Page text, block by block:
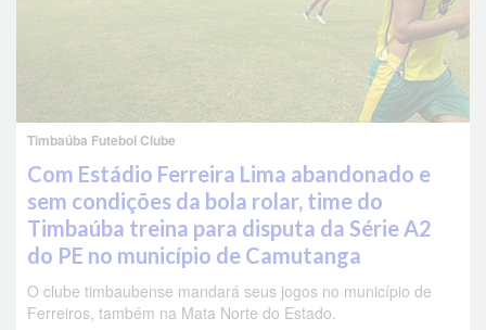
Timbaúba Futebol Clube
Com Estádio Ferreira Lima abandonado e
sem condições da bola rolar, time do
Timbaúba treina para disputa da Série A2
do PE no município de Camutanga
O clube timbaubense mandará seus jogos no município de
Ferreiros, também na Mata Norte do Estado.